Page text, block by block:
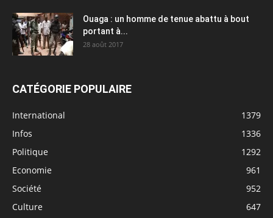
Ouaga : un homme de tenue abattu à bout
portant à...
28 août 2017
CATÉGORIE POPULAIRE
International
1379
Infos
1336
Politique
1292
Economie
961
Société
952
Culture
647